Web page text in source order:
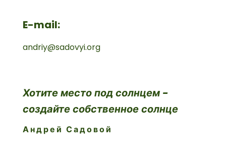
E-mail:
andriy@sadovyi.org
Хотите место под солнцем -
создайте собственное солнце
Андрей Садовой